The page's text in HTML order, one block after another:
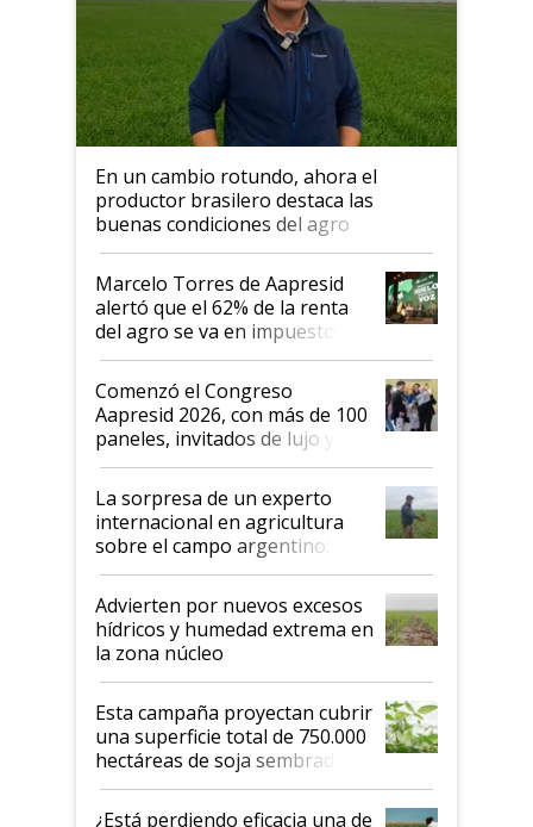
En un cambio rotundo, ahora el
productor brasilero destaca las
buenas condiciones del agro
argentino para invertir: "Los veo
más motivados"
Marcelo Torres de Aapresid
alertó que el 62% de la renta
del agro se va en impuestos:
"No es bueno que en
Argentina se sigan discutiendo
las mismas cosas de hace 50
años"
Comenzó el Congreso
Aapresid 2026, con más de 100
paneles, invitados de lujo y
todas las tendencias
La sorpresa de un experto
internacional en agricultura
sobre el campo argentino:
"Estoy muy impresionado"
Advierten por nuevos excesos
hídricos y humedad extrema en
la zona núcleo
Esta campaña proyectan cubrir
una superficie total de 750.000
hectáreas de soja sembradas
con una nueva generación de
variedades que marcan un
¿Está perdiendo eficacia una de